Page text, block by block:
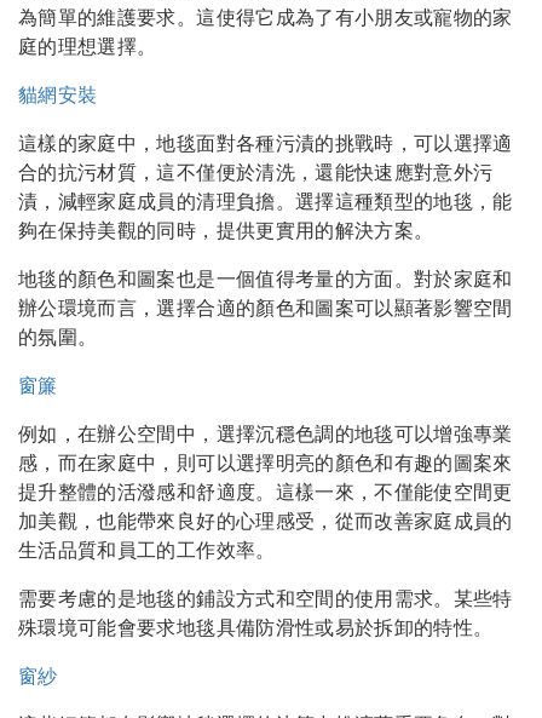
為簡單的維護要求。這使得它成為了有小朋友或寵物的家
庭的理想選擇。
貓網安裝
這樣的家庭中，地毯面對各種污漬的挑戰時，可以選擇適
合的抗污材質，這不僅便於清洗，還能快速應對意外污
漬，減輕家庭成員的清理負擔。選擇這種類型的地毯，能
夠在保持美觀的同時，提供更實用的解決方案。
地毯的顏色和圖案也是一個值得考量的方面。對於家庭和
辦公環境而言，選擇合適的顏色和圖案可以顯著影響空間
的氛圍。
窗簾
例如，在辦公空間中，選擇沉穩色調的地毯可以增強專業
感，而在家庭中，則可以選擇明亮的顏色和有趣的圖案來
提升整體的活潑感和舒適度。這樣一來，不僅能使空間更
加美觀，也能帶來良好的心理感受，從而改善家庭成員的
生活品質和員工的工作效率。
需要考慮的是地毯的鋪設方式和空間的使用需求。某些特
殊環境可能會要求地毯具備防滑性或易於拆卸的特性。
窗紗